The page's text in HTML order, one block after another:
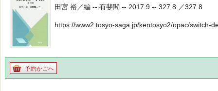
田宮 裕／編 -- 有斐閣 -- 2017.9 -- 327.8 ／327.8
https://www2.tosyo-saga.jp/kentosyo2/opac/switch-
予約かごへ